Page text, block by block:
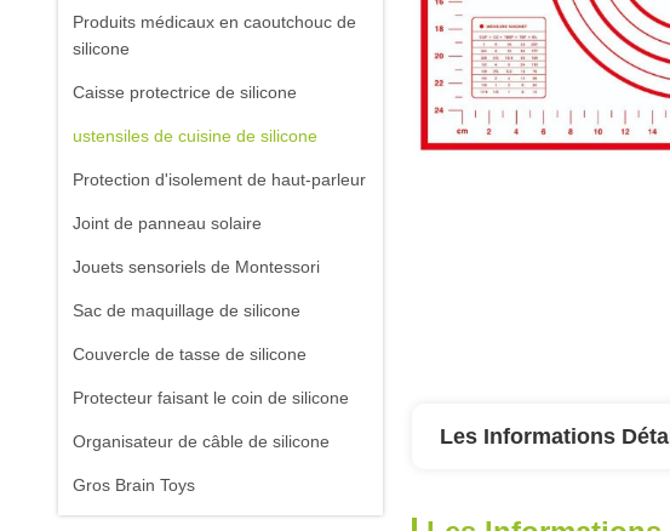
Produits médicaux en caoutchouc de
silicone
Caisse protectrice de silicone
ustensiles de cuisine de silicone
Protection d'isolement de haut-parleur
Joint de panneau solaire
Jouets sensoriels de Montessori
Sac de maquillage de silicone
Couvercle de tasse de silicone
Protecteur faisant le coin de silicone
Organisateur de câble de silicone
Gros Brain Toys
Les Informations